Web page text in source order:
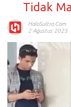
Tidak
HaloSultra.com
2 Agustus 2025